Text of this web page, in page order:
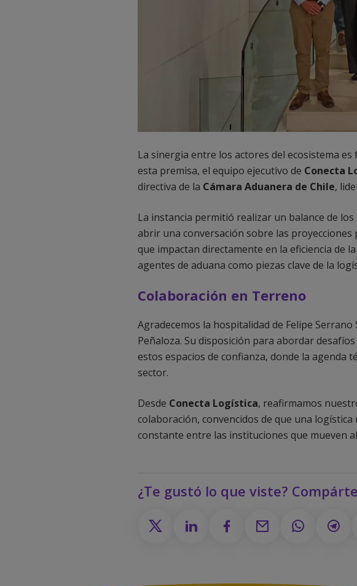
La sinergia entre los actores del ecosistema
esta premisa, el equipo ejecutivo de Conecta
directiva de la Cámara Aduanera de Chile,
La instancia permitió realizar un balance de
abrir una conversación sobre las
que impactan directamente en la eficiencia de
agentes de aduana como piezas clave de la
Colaboración en Terreno
Agradecemos la hospitalidad de Felipe
Peñaloza. Su disposición para abordar
estos espacios de confianza, donde la agenda
sector.
Desde Conecta Logística, reafirmamos
colaboración, convencidos de que una
constante entre las instituciones que mueven
¿Te gustó lo que viste?